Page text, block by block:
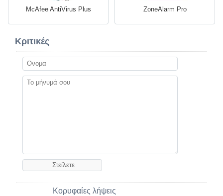
McAfee AntiVirus Plus ZoneAlarm Pro
Κριτικές
Κορυφαίες λήψεις